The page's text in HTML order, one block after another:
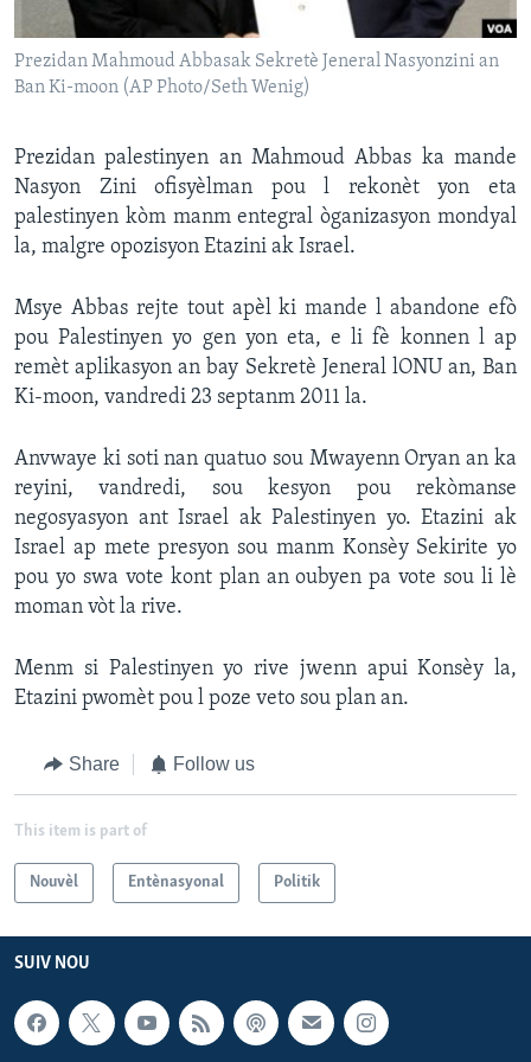
Languages
Prezidan Mahmoud Abbasak Sekretè Jeneral Nasyonzini an
Ban Ki-moon (AP Photo/Seth Wenig)
Prezidan palestinyen an Mahmoud Abbas ka mande
Nasyon Zini ofisyèlman pou l rekonèt yon eta
palestinyen kòm manm entegral òganizasyon mondyal
la, malgre opozisyon Etazini ak Israel.
Msye Abbas rejte tout apèl ki mande l abandone efò
pou Palestinyen yo gen yon eta, e li fè konnen l ap
remèt aplikasyon an bay Sekretè Jeneral lONU an, Ban
Ki-moon, vandredi 23 septanm 2011 la.
Anvwaye ki soti nan quatuo sou Mwayenn Oryan an ka
reyini, vandredi, sou kesyon pou rekòmanse
negosyasyon ant Israel ak Palestinyen yo. Etazini ak
Israel ap mete presyon sou manm Konsèy Sekirite yo
pou yo swa vote kont plan an oubyen pa vote sou li lè
moman vòt la rive.
Menm si Palestinyen yo rive jwenn apui Konsèy la,
Etazini pwomèt pou l poze veto sou plan an.
Share Follow us
This item is part of
Nouvèl Entènasyonal Politik
SUIV NOU